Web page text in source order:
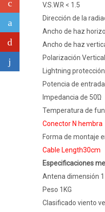
V.S.W.R < 1.5
Dirección de la
Ancho de haz
Ancho de haz
Polarización Vertical
Lightning
Potencia de
Impedancia de 50Ώ
Temperatura de
Conector N hembra
Forma de montaje
Cable Length30cm
Especificaciones
Antena dimensión
Peso 1KG
Clasificado viento